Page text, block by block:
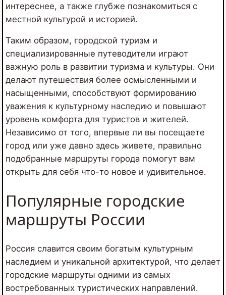
интереснее, а также глубже познакомиться с
местной культурой и историей.
Таким образом, городской туризм и
специализированные путеводители играют
важную роль в развитии туризма и культуры. Они
делают путешествия более осмысленными и
насыщенными, способствуют формированию
уважения к культурному наследию и повышают
уровень комфорта для туристов и жителей.
Независимо от того, впервые ли вы посещаете
город или уже давно здесь живете, правильно
подобранные маршруты города помогут вам
открыть для себя что-то новое и удивительное.
Популярные городские
маршруты России
Россия славится своим богатым культурным
наследием и уникальной архитектурой, что делает
городские маршруты одними из самых
востребованных туристических направлений.